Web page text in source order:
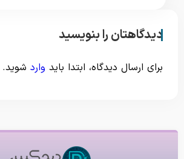
دیدگاهتان را بنویسید
برای ارسال دیدگاه، ابتدا باید وارد شوید.